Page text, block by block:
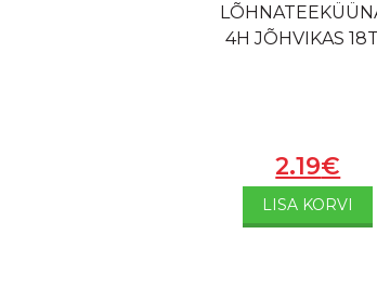
4H JÕHVIKAS
2.19€
LISA KORVI